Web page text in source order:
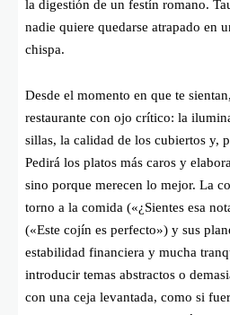
la digestión de un festín romano.
nadie quiere quedarse atrapado en
chispa.
Desde el momento en que te
restaurante con ojo crítico: la
sillas, la calidad de los cubiertos y,
Pedirá los platos más caros y
sino porque merecen lo mejor. La
torno a la comida («¿Sientes esa
(«Este cojín es perfecto») y sus
estabilidad financiera y mucha
introducir temas abstractos o
con una ceja levantada, como si